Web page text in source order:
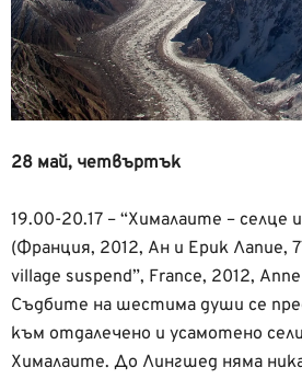
28 май, четвъртък
19.00-20.17 – “Хималаите – селце
(Франция, 2012, Ан и Ерик Лапие,
village suspend”, France, 2012,
Съдбите на шестима души се
към отдалечено и усамотено
Хималаите. До Лингшед няма